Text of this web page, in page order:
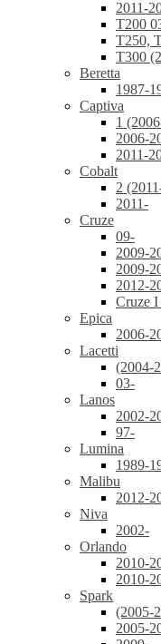
2011-
T200
T250,
T300
Beretta
1987-
Captiva
1
2006-
2011-
Cobalt
2
2011-
Cruze
09-
2009-
2009-
2012-
Cruze
Epica
2006-
Lacetti
(2004-
03-
Lanos
2002-
97-
Lumina
1989-
Malibu
2012-
Niva
2002-
Orlando
2010-
2010-
Spark
(2005-
2005-